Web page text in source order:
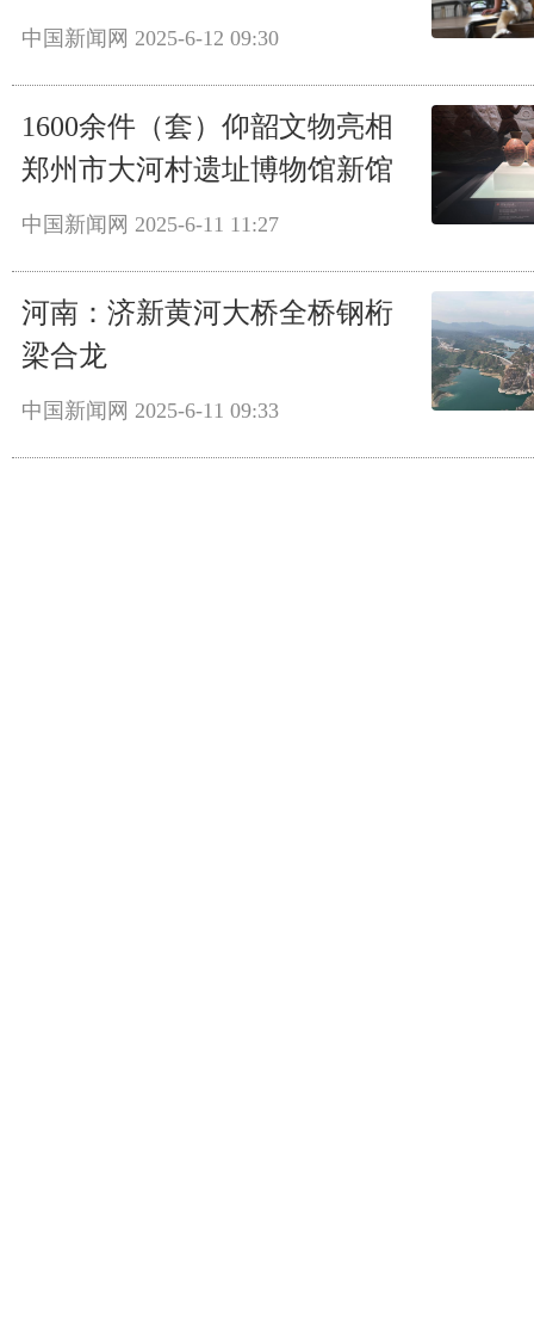
中国新闻网 2025-6-12 09:30
1600余件（套）仰韶文物亮相
郑州市大河村遗址博物馆新馆
中国新闻网 2025-6-11 11:27
河南：济新黄河大桥全桥钢桁
梁合龙
中国新闻网 2025-6-11 09:33